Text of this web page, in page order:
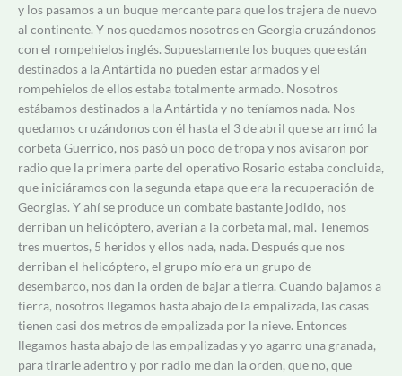
y los pasamos a un buque mercante para que los trajera de nuevo
al continente. Y nos quedamos nosotros en Georgia cruzándonos
con el rompehielos inglés. Supuestamente los buques que están
destinados a la Antártida no pueden estar armados y el
rompehielos de ellos estaba totalmente armado. Nosotros
estábamos destinados a la Antártida y no teníamos nada. Nos
quedamos cruzándonos con él hasta el 3 de abril que se arrimó la
corbeta Guerrico, nos pasó un poco de tropa y nos avisaron por
radio que la primera parte del operativo Rosario estaba concluida,
que iniciáramos con la segunda etapa que era la recuperación de
Georgias. Y ahí se produce un combate bastante jodido, nos
derriban un helicóptero, averían a la corbeta mal, mal. Tenemos
tres muertos, 5 heridos y ellos nada, nada. Después que nos
derriban el helicóptero, el grupo mío era un grupo de
desembarco, nos dan la orden de bajar a tierra. Cuando bajamos a
tierra, nosotros llegamos hasta abajo de la empalizada, las casas
tienen casi dos metros de empalizada por la nieve. Entonces
llegamos hasta abajo de las empalizadas y yo agarro una granada,
para tirarle adentro y por radio me dan la orden, que no, que